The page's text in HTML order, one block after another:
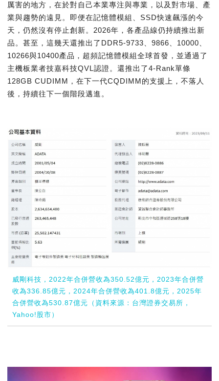
厲害的地方，在於對自己本業專注與專業，以及對市場、產
業與趨勢的遠見。即便在記憶體模組、SSD快速飆漲的今
天，仍然沒有停止創新。2026年，各產品線仍持續推出新
品。甚至，這幾天還推出了DDR5-9733、9866、10000、
10266與10400產品，超頻記憶體模組全球首發，並通過了
主機板業者技嘉科技QVL認證。還推出了4-Rank單條
128GB CUDIMM，在下一代CQDIMM的支援上，不落人
後，持續往下一個階段邁進。
威剛科技，2022年合併營收為350.52億元，2023年合併營
收為336.85億元，2024年合併營收為401.8億元，2025年
合併營收為530.87億元（資料來源：台灣證券交易所，
Yahoo!股市）